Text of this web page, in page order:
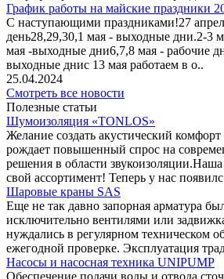
График работы на майские праздники
С наступающими праздниками!27
день28,29,30,1 мая - выходные дни.2-3
мая -выходные дни6,7,8 мая - рабочие
выходные днис 13 мая работаем в о..
25.04.2024
Смотреть все новости
Полезные статьи
Шумоизоляция «TONLOS»
Желание создать акустический
рождает повышенный спрос на
решения в области
свой ассортимент! Теперь у нас
Шаровые краны SAS
Еще не так давно запорная арматура
исключительно вентилями или
нуждались в регулярном техническом
ежегодной проверке. Эксплуатация
Насосы и насосная техника UNIPUMP
Обеспечение подачи воды и отвода